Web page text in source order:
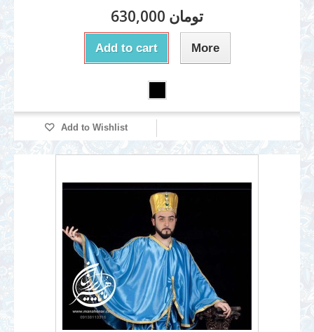
630,000 تومان
Add to cart More
Add to Wishlist